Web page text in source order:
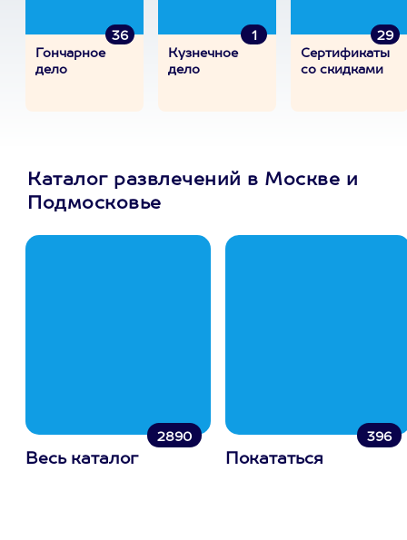
36
Гончарное
дело
1
Кузнечное
дело
29
Сертификаты
со скидками
Каталог развлечений в Москве и
Подмосковье
2890
Весь каталог
396
Покататься